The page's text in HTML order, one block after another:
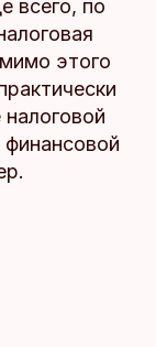
всего, по
этого
финансовой